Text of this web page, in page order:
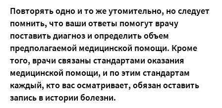
Повторять одно и то же утомительно, но следует
помнить, что ваши ответы помогут врачу
поставить диагноз и определить объем
предполагаемой медицинской помощи. Кроме
того, врачи связаны стандартами оказания
медицинской помощи, и по этим стандартам
каждый, кто вас осматривает, обязан оставить
запись в истории болезни.